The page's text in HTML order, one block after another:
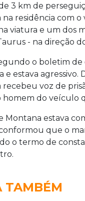
3 km de
na residência com
viatura e um dos
- na direção
o boletim
e estava agressivo.
recebeu voz de
homem do veículo
Montana estava
que o
o termo de
TAMBÉM